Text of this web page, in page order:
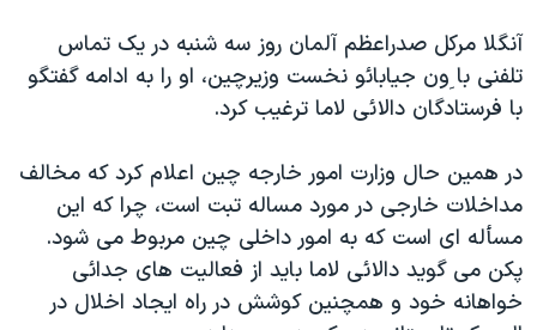
گالری عکس
آرشیو پخش زنده
اعتراضات زن، زندگی، آزادی
مجموعه مستندهای دادخواهی
تریبونال مردمی آبان ۹۸
دادگاه حمید نوری
چهل سال گروگان‌گیری
قانون شفافیت دارائی کادر رهبری ایران
اعتراضات مردمی آبان ۹۸
آنگلا مرکل صدراعظم آلمان روز سه شنبه در يک تماس
تلفنی با ِون جيابائو نخست وزيرچين، او را به ادامه گفتگو
با فرستادگان دالائی لاما ترغيب کرد.
در همين حال وزارت امور خارجه چين اعلام کرد که مخالف
مداخلات خارجی در مورد مساله تبت است، چرا که اين
مسأله ای است که به امور داخلی چين مربوط می شود.
پکن می گويد دالائی لاما بايد از فعاليت های جدائی
خواهانه خود و همچنين کوشش در راه ايجاد اخلال در